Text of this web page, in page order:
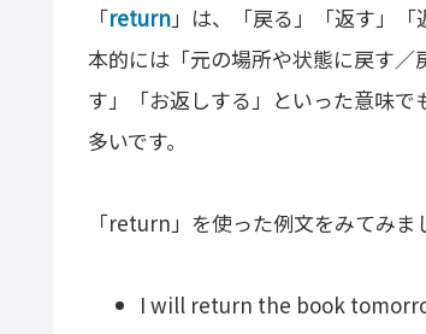
「return」は、「戻る」「返す」
本的には「元の場所や状態に戻す
す」「お返しする」といった意味
多いです。
「return」を使った例文をみてみま
I will return the book